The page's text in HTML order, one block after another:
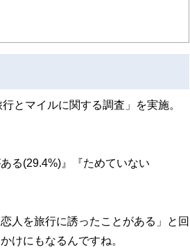
とマイルに関する調査」を実施。
る(29.4%)』『ためていない
人を旅行に誘ったことがある」と回
けにもなるんですね。